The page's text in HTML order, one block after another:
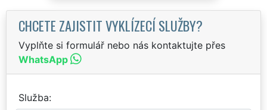
CHCETE ZAJISTIT VYKLÍZECÍ SLUŽBY?
Vyplňte si formulář nebo nás kontaktujte přes
WhatsApp
Služba